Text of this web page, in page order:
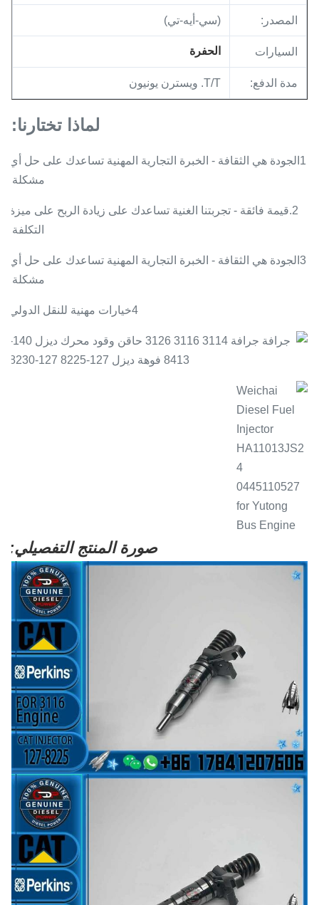
المصدر: (سي-أيه-تي)
السيارات الحفرة
مدة الدفع: T/T. ويسترن يونيون
لماذا تختارنا:
1الجودة هي الثقافة - الخبرة التجارية المهنية تساعدك على حل أي
مشكلة.
2.قيمة فائقة - تجربتنا الغنية تساعدك على زيادة الربح على ميزة
التكلفة.
3الجودة هي الثقافة - الخبرة التجارية المهنية تساعدك على حل أي
مشكلة.
4خيارات مهنية للنقل الدولي
صورة المنتج التفصيلي: